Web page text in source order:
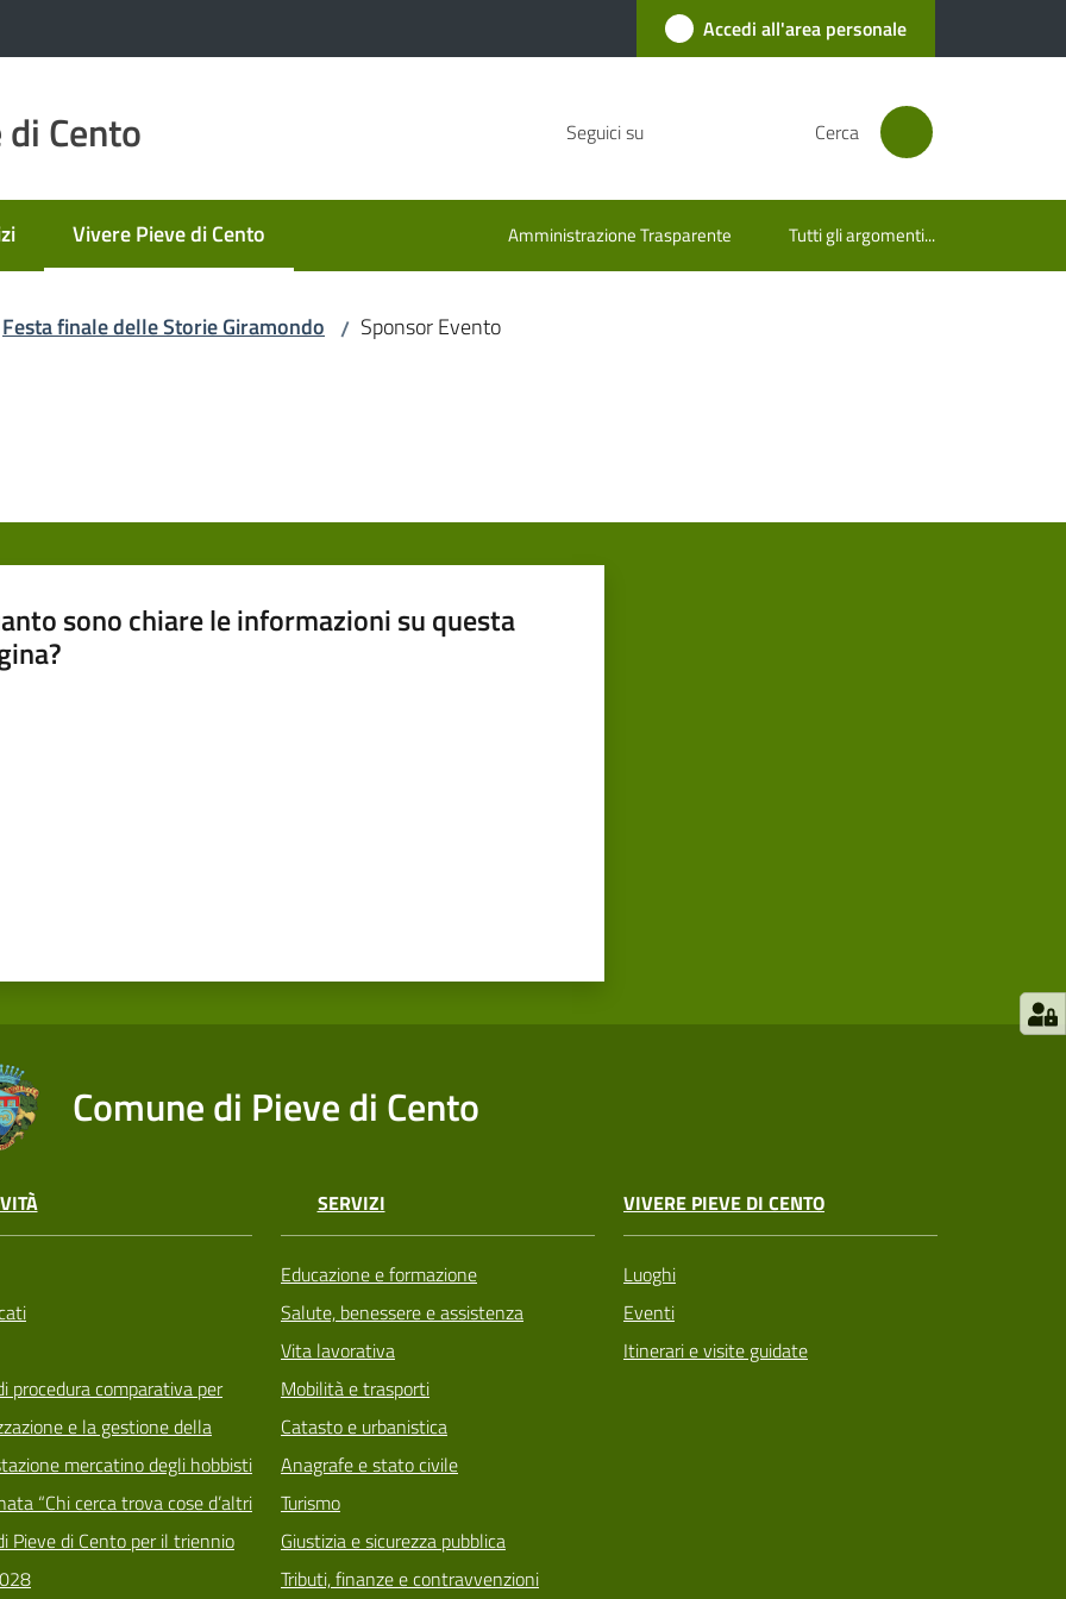
Accedi all'area personale
Cento Seguici su Cerca
Vivere Pieve di Cento
Menu selezionato Amministrazione Trasparente Tutti gli argomenti...
Festa finale delle Storie Giramondo / Sponsor Evento
sono chiare le informazioni su questa
Comune di Pieve di Cento
procedura comparativa per
e la gestione della
mercatino degli hobbisti
“Chi cerca trova cose d’altri
Pieve di Cento per il triennio
SERVIZI
Educazione e formazione
Salute, benessere e assistenza
Vita lavorativa
Mobilità e trasporti
Catasto e urbanistica
Anagrafe e stato civile
Turismo
Giustizia e sicurezza pubblica
Tributi, finanze e contravvenzioni
VIVERE PIEVE DI CENTO
Luoghi
Eventi
Itinerari e visite guidate